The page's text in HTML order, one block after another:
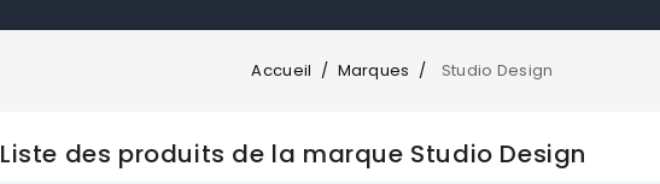
Accueil Marques Studio Design
Liste des produits de la marque Studio Design